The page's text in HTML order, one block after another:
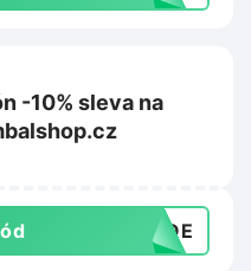
-10% sleva na
ANQE